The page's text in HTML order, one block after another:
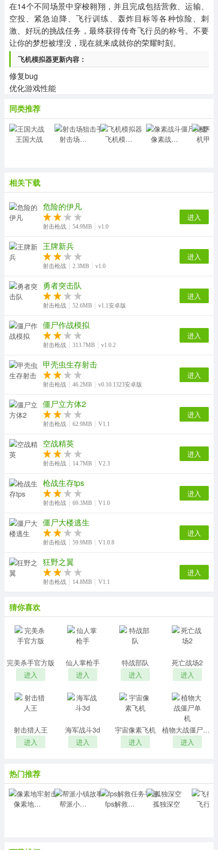
在14个不同场景中穿梭翱翔，并且完成包括营救、运输、
空投、紧急迫降、飞行训练、轰炸目标等各种惊险、刺
激、好玩的挑战任务，最终获得传奇飞行员的称号。不要
让你的梦想被埋没，现在就来成就你的荣耀时刻。
飞机模拟器更新内容：
修复bug
优化游戏性能
同类推荐
王国大战 射击场狙击手 飞机模拟器 像素战斗僵尸突袭手游
相关下载
危险的伊凡
射击枪战 54.9MB v1.0
进入
王牌新兵
射击枪战 2.3MB v1.0
进入
勇者突击队
射击枪战 52.6MB v1.1安卓版
进入
僵尸作战模拟
射击枪战 313.7MB v1.0.2
进入
甲壳虫生存射击
射击枪战 46.2MB v0.10.1323安卓版
进入
僵尸立方体2
射击枪战 62.9MB V1.1
进入
空战精英
射击枪战 14.7MB V2.3
进入
枪战生存tps
射击枪战 69.3MB V1.0
进入
僵尸大楼逃生
射击枪战 59.9MB V1.0.8
进入
狂野之翼
射击枪战 14.8MB V1.1
进入
猜你喜欢
完美杀手官方版
进入
仙人掌枪手
进入
特战部队
进入
死亡战场2
进入
射击猎人王
进入
海军战斗3d
进入
宇宙像素飞机
进入
植物大战僵尸单机
进入
热门推荐
像素地牢射击 帮派小镇故事 fps解救任务手游 孤独深空